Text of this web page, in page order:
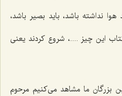
نداشته باشد، باید بصیر باشد،
این چیز ....، شروع کردند یعنی
بزرگان ما مشاهد می‌کنیم مرحوم